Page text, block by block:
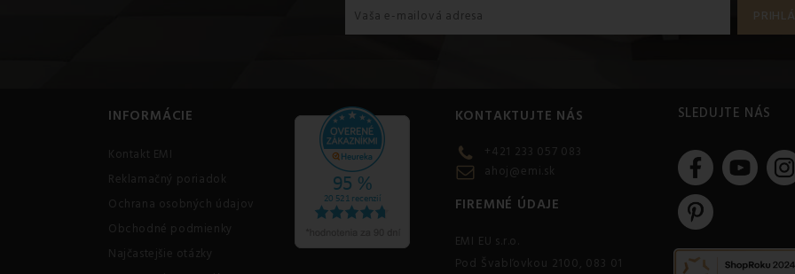
INFORMÁCIE
Kontakt EMI
Reklamačný poriadok
Ochrana osobných údajov
Obchodné podmienky
Najčastejšie otázky
KONTAKTUJTE NÁS
+421 233 057 083
ahoj@emi.sk
FIREMNÉ ÚDAJE
EMI EU s.r.o.
Pod Švabľovkou 2100, 083 01
SLEDUJTE NÁS